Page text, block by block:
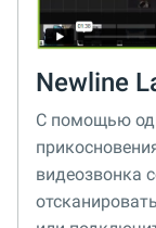
Newline
С помощью
видеозвонка